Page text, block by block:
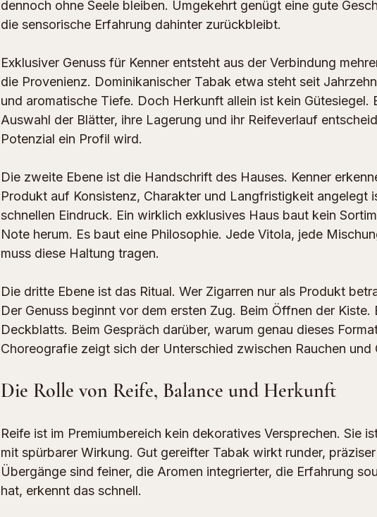
dennoch ohne Seele bleiben. Umgekehrt genügt eine gute
die sensorische Erfahrung dahinter zurückbleibt.
Exklusiver Genuss für Kenner entsteht aus der Verbindung
die Provenienz. Dominikanischer Tabak etwa steht seit
und aromatische Tiefe. Doch Herkunft allein ist kein Gütesiegel.
Auswahl der Blätter, ihre Lagerung und ihr Reifeverlauf
Potenzial ein Profil wird.
Die zweite Ebene ist die Handschrift des Hauses. Kenner
Produkt auf Konsistenz, Charakter und Langfristigkeit angelegt
schnellen Eindruck. Ein wirklich exklusives Haus baut kein
Note herum. Es baut eine Philosophie. Jede Vitola, jede
muss diese Haltung tragen.
Die dritte Ebene ist das Ritual. Wer Zigarren nur als Produkt
Der Genuss beginnt vor dem ersten Zug. Beim Öffnen der Kiste.
Deckblatts. Beim Gespräch darüber, warum genau dieses
Choreografie zeigt sich der Unterschied zwischen Rauchen und
Die Rolle von Reife, Balance und Herkunft
Reife ist im Premiumbereich kein dekoratives Versprechen. Sie
mit spürbarer Wirkung. Gut gereifter Tabak wirkt runder,
Übergänge sind feiner, die Aromen integrierter, die Erfahrung
hat, erkennt das schnell.